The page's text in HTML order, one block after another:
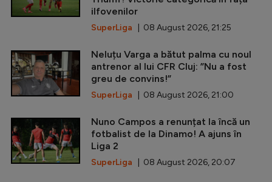
ilfovenilor
SuperLiga | 08 August 2026, 21:25
Neluțu Varga a bătut palma cu noul
antrenor al lui CFR Cluj: ”Nu a fost
greu de convins!”
SuperLiga | 08 August 2026, 21:00
Nuno Campos a renunțat la încă un
fotbalist de la Dinamo! A ajuns în
Liga 2
SuperLiga | 08 August 2026, 20:07